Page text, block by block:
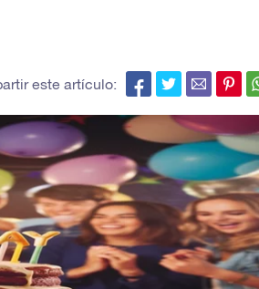
este artículo: